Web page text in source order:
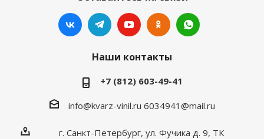
Наши контакты
+7 (812) 603-49-41
info@kvarz-vinil.ru 6034941@mail.ru
г. Санкт-Петербург, ул. Фучика д. 9, ТК